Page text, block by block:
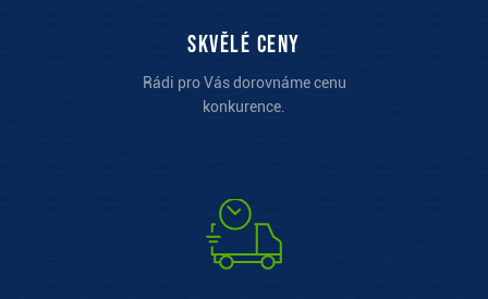
Skvělé ceny
Rádi pro Vás dorovnáme cenu
konkurence.